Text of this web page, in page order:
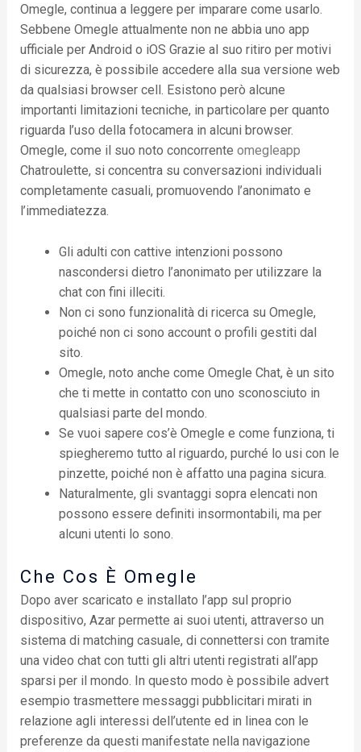
Omegle, continua a leggere per imparare come usarlo.
Sebbene Omegle attualmente non ne abbia uno app
ufficiale per Android o iOS Grazie al suo ritiro per motivi
di sicurezza, è possibile accedere alla sua versione web
da qualsiasi browser cell. Esistono però alcune
importanti limitazioni tecniche, in particolare per quanto
riguarda l’uso della fotocamera in alcuni browser.
Omegle, come il suo noto concorrente omegleapp
Chatroulette, si concentra su conversazioni individuali
completamente casuali, promuovendo l’anonimato e
l’immediatezza.
Gli adulti con cattive intenzioni possono
nascondersi dietro l’anonimato per utilizzare la
chat con fini illeciti.
Non ci sono funzionalità di ricerca su Omegle,
poiché non ci sono account o profili gestiti dal
sito.
Omegle, noto anche come Omegle Chat, è un sito
che ti mette in contatto con uno sconosciuto in
qualsiasi parte del mondo.
Se vuoi sapere cos’è Omegle e come funziona, ti
spiegheremo tutto al riguardo, purché lo usi con le
pinzette, poiché non è affatto una pagina sicura.
Naturalmente, gli svantaggi sopra elencati non
possono essere definiti insormontabili, ma per
alcuni utenti lo sono.
Che Cos È Omegle
Dopo aver scaricato e installato l’app sul proprio
dispositivo, Azar permette ai suoi utenti, attraverso un
sistema di matching casuale, di connettersi con tramite
una video chat con tutti gli altri utenti registrati all’app
sparsi per il mondo. In questo modo è possibile advert
esempio trasmettere messaggi pubblicitari mirati in
relazione agli interessi dell’utente ed in linea con le
preferenze da questi manifestate nella navigazione